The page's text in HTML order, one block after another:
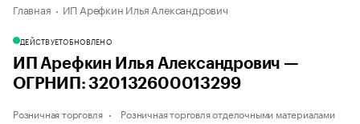
Главная ИП Арефкин Илья Александрович
ДЕЙСТВУЕТОБНОВЛЕНО
ИП Арефкин Илья Александрович —
ОГРНИП: 320132600013299
Розничная торговля Розничная торговля отделочными материалами